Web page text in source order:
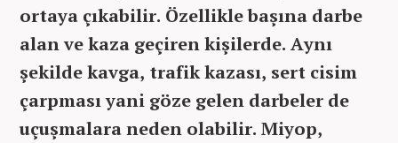
ortaya çıkabilir. Özellikle başına darbe
alan ve kaza geçiren kişilerde. Aynı
şekilde kavga, trafik kazası, sert cisim
çarpması yani göze gelen darbeler de
uçuşmalara neden olabilir. Miyop,